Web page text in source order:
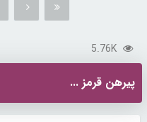
5.76K
پیرهن قرمز ...